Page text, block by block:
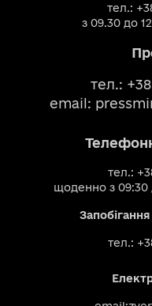
тел.:
з 09.30 до
тел.:
email:
тел.:
щоденно з 09:30
тел.: